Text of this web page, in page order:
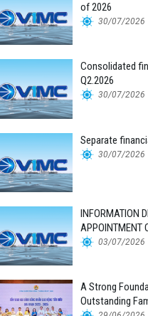
of 2026
30/07/2026
Consolidated
Q2.2026
30/07/2026
Separate
30/07/2026
INFORMATION
APPOINTMENT
FOR THE 2026
03/07/2026
A Strong
Outstanding